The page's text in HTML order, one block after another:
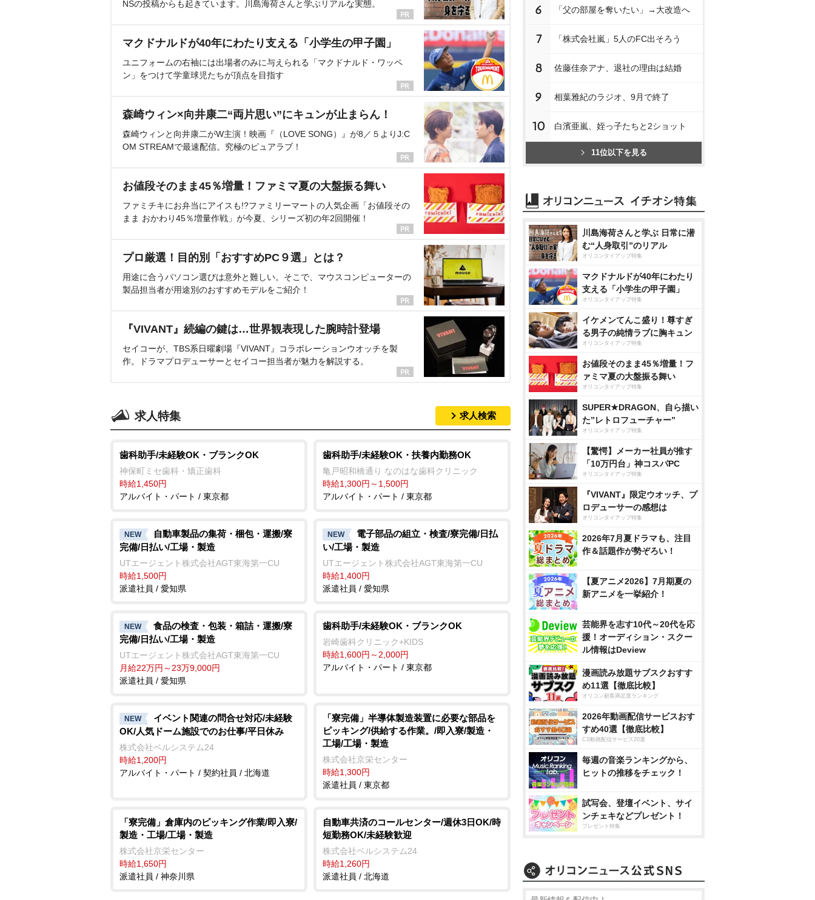
NSの投稿からも起きています。川島海荷さんと学ぶリアルな実態。
マクドナルドが40年にわたり支える「小学生の甲子園」
ユニフォームの右袖には出場者のみに与えられる「マクドナルド・ワッペ
ン」をつけて学童球児たちが頂点を目指す
森崎ウィン×向井康二“両片思い”にキュンが止まらん！
森崎ウィンと向井康二がW主演！映画『（LOVE SONG）』が8／５よりJ:C
OM STREAMで最速配信。究極のピュアラブ！
お値段そのまま45％増量！ファミマ夏の大盤振る舞い
ファミチキにお弁当にアイスも!?ファミリーマートの人気企画「お値段その
まま おかわり45％増量作戦」が今夏、シリーズ初の年2回開催！
プロ厳選！目的別「おすすめPC９選」とは？
用途に合うパソコン選びは意外と難しい。そこで、マウスコンピューターの
製品担当者が用途別のおすすめモデルをご紹介！
『VIVANT』続編の鍵は…世界観表現した腕時計登場
セイコーが、TBS系日曜劇場『VIVANT』コラボレーションウオッチを製
作。ドラマプロデューサーとセイコー担当者が魅力を解説する。
求人特集 求人検索
歯科助手/未経験OK・ブランクOK
神保町ミセ歯科・矯正歯科
時給1,450円
アルバイト・パート / 東京都
歯科助手/未経験OK・扶養内勤務OK
亀戸昭和橋通り なのはな歯科クリニック
時給1,300円～1,500円
アルバイト・パート / 東京都
NEW
自動車製品の集荷・梱包・運搬/寮
完備/日払い/工場・製造
UTエージェント株式会社AGT東海第一CU
時給1,500円
派遣社員 / 愛知県
NEW
電子部品の組立・検査/寮完備/日払
い/工場・製造
UTエージェント株式会社AGT東海第一CU
時給1,400円
派遣社員 / 愛知県
NEW
食品の検査・包装・箱詰・運搬/寮
完備/日払い/工場・製造
UTエージェント株式会社AGT東海第一CU
月給22万円～23万9,000円
派遣社員 / 愛知県
歯科助手/未経験OK・ブランクOK
崎歯科クリニック+KIDS
時給1,600円～2,000円
アルバイト・パート / 東京都
NEW
イベント関連の問合せ対応/未経験
OK/人気ドーム施設でのお仕事/平日休み
株式会社ベルシステム24
時給1,200円
アルバイト・パート / 契約社員 / 北海道
「寮完備」半導体製造装置に必要な部品を
ピッキング/供給する作業。/即入寮/製造・
工場/工場・製造
株式会社京栄センター
時給1,300円
派遣社員 / 東京都
「寮完備」倉庫内のピッキング作業/即入寮/
製造・工場/工場・製造
株式会社京栄センター
時給1,650円
派遣社員 / 神奈川県
自動車共済のコールセンター/週休3日OK/時
短勤務OK/未経験歓迎
株式会社ベルシステム24
時給1,260円
派遣社員 / 北海道
6 「父の部屋を奪いたい」→大改造へ
7 「株式会社嵐」5人のFC出そろう
8 佐藤佳奈アナ、退社の理由は結婚
9 相葉雅紀のラジオ、9月で終了
10 白濱亜嵐、姪っ子たちと2ショット
11位以下を見る
川島海荷さんと学ぶ 日常に潜
む“人身取引”のリアル
オリコンタイアップ特集
マクドナルドが40年にわたり
支える「小学生の甲子園」
オリコンタイアップ特集
イケメンてんこ盛り！尊すぎ
る男子の純情ラブに胸キュン
オリコンタイアップ特集
お値段そのまま45％増量！フ
ァミマ夏の大盤振る舞い
オリコンタイアップ特集
SUPER★DRAGON、自ら描い
た”レトロフューチャー”
オリコンタイアップ特集
【驚愕】メーカー社員が推す
「10万円台」神コスパPC
オリコンタイアップ特集
『VIVANT』限定ウオッチ、プ
ロデューサーの感想は
オリコンタイアップ特集
2026年7月夏ドラマも、注目
作＆話題作が勢ぞろい！
【夏アニメ2026】7月期夏の
新アニメを一挙紹介！
芸能界を志す10代～20代を応
援！オーディション・スクー
ル情報はDeview
漫画読み放題サブスクおすす
め11選【徹底比較】
オリコン顧客満足度ランキング
2026年動画配信サービスおす
すめ40選【徹底比較】
CS動画配信サービス20選
毎週の音楽ランキングから、
ヒットの推移をチェック！
試写会、登壇イベント、サイ
ンチェキなどプレゼント！
プレゼント特集